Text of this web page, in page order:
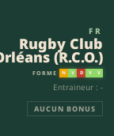
FR
Rugby Club
(R.C.O.)
FORME N V D V V
Entraineur : -
AUCUN BONUS